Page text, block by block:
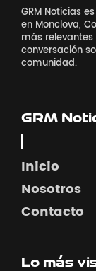
GRM Noticias
en Monclova,
más
conversación
comunidad.
GRM
Inicio
Nosotros
Contacto
Lo más